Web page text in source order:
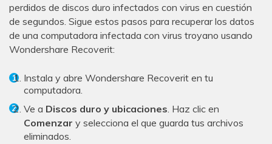
perdidos de discos duro infectados con virus en cuestión
de segundos. Sigue estos pasos para recuperar los datos
de una computadora infectada con virus troyano usando
Wondershare Recoverit:
Instala y abre Wondershare Recoverit en tu
computadora.
Ve a Discos duro y ubicaciones. Haz clic en
Comenzar y selecciona el que guarda tus archivos
eliminados.